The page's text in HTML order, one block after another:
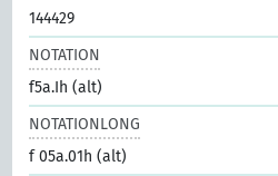
144429
NOTATION
f5a.Ih (alt)
NOTATIONLONG
f 05a.01h (alt)